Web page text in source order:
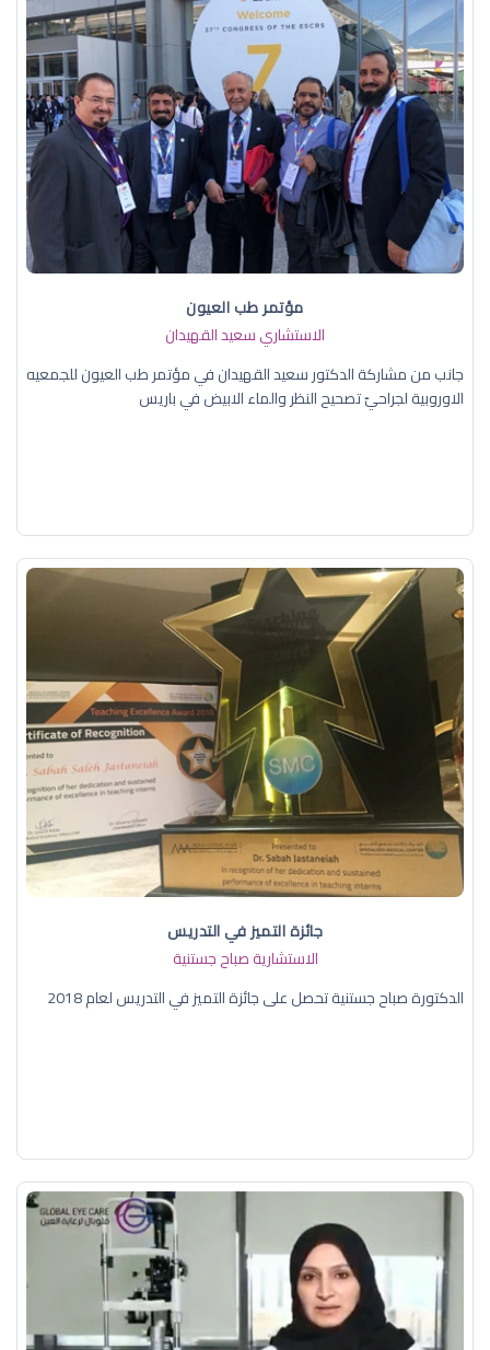
مؤتمر طب العيون
الاستشاري سعيد القهيدان
جانب من مشاركة الدكتور سعيد القهيدان في مؤتمر طب العيون للجمعيه
الاوروبية لجراحيّ تصحيح النظر والماء الابيض في باريس
جائزة التميز في التدريس
الاستشارية صباح جستنية
الدكتورة صباح جستنية تحصل على جائزة التميز في التدريس لعام 2018